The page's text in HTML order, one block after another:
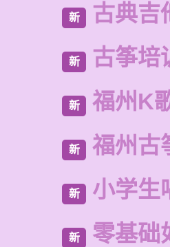
新 古典吉
新 古筝培
新 福州K
新 福州古
新 小学生
新 零基础